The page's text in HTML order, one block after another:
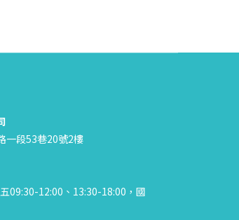
一段53巷20號2樓
09:30-12:00、13:30-18:00，國